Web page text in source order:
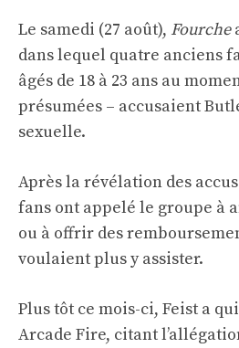
Le samedi (27 août), Fourche
dans lequel quatre anciens
âgés de 18 à 23 ans au
présumées – accusaient
sexuelle.
Après la révélation des
fans ont appelé le groupe à
ou à offrir des
voulaient plus y assister.
Plus tôt ce mois-ci, Feist a
Arcade Fire, citant